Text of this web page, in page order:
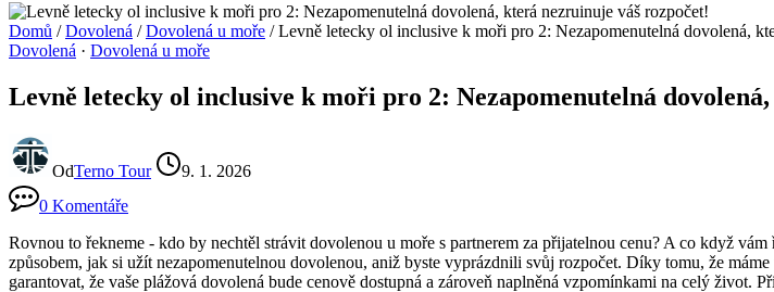
Domů / Dovolená / Dovolená u moře / Levně letecky ol inclusive k moři pro 2: Nezapomenutelná dovolená,
Dovolená · Dovolená u moře
Levně letecky ol inclusive k moři pro 2: Nezapomenutelná
OdTerno Tour
9. 1. 2026
0 Komentáře
Rovnou to řekneme -⁤ kdo by nechtěl strávit dovolenou u moře s partnerem za přijatelnou cenu? A co když
způsobem, jak ‍si užít nezapomenutelnou ⁤dovolenou,​ aniž byste‍ vyprázdnili svůj rozpočet. Díky tomu, že
garantovat,⁢ že vaše plážová ‍dovolená bude cenově⁢ dostupná a zároveň naplněná vzpomínkami na celý​ život.​